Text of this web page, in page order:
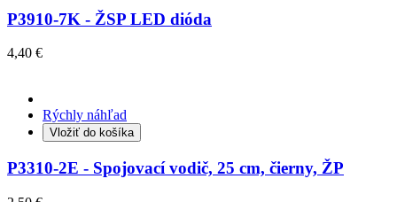
P3910-7K - ŽSP LED dióda
4,40 €
Rýchly náhľad
Vložiť do košíka
P3310-2E - Spojovací vodič, 25 cm, čierny, ŽP